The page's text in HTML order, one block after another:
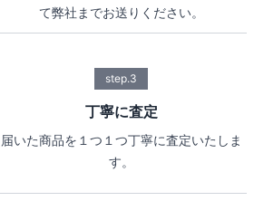
て弊社までお送りください。
step.3
丁寧に査定
届いた商品を１つ１つ丁寧に査定いたしま
す。